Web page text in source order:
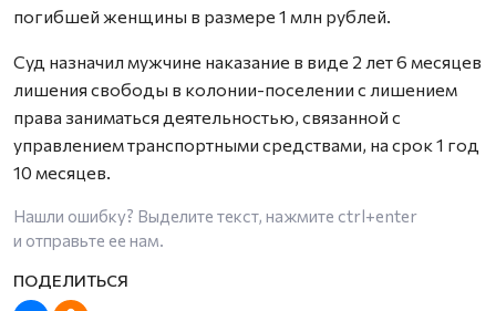
погибшей женщины в размере 1 млн рублей.
Суд назначил мужчине наказание в виде 2 лет 6 месяцев
лишения свободы в колонии-поселении с лишением
права заниматься деятельностью, связанной с
управлением транспортными средствами, на срок 1 год
10 месяцев.
Нашли ошибку? Выделите текст, нажмите ctrl+enter
и отправьте ее нам.